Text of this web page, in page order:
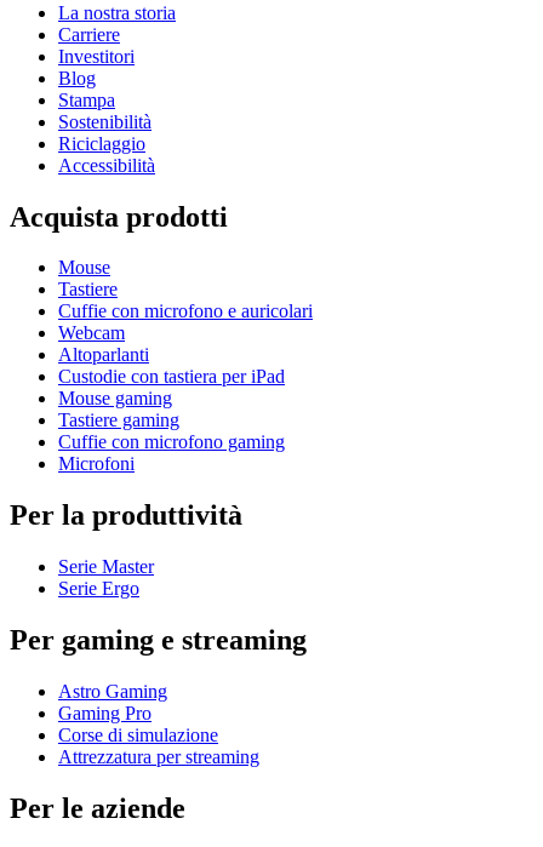
La nostra storia
Carriere
Investitori
Blog
Stampa
Sostenibilità
Riciclaggio
Accessibilità
Acquista prodotti
Mouse
Tastiere
Cuffie con microfono e auricolari
Webcam
Altoparlanti
Custodie con tastiera per iPad
Mouse gaming
Tastiere gaming
Cuffie con microfono gaming
Microfoni
Per la produttività
Serie Master
Serie Ergo
Per gaming e streaming
Astro Gaming
Gaming Pro
Corse di simulazione
Attrezzatura per streaming
Per le aziende